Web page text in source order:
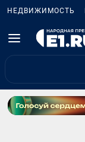
НЕДВИЖИМОСТЬ